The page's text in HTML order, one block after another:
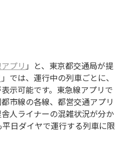
プリ 」と、東京都交通局が提
」では、運行中の列車ごとに、
示可能です。東急線アプリで
市線の各線、都営交通アプリ
人ライナーの混雑状況が分か
日ダイヤで運行する列車に限